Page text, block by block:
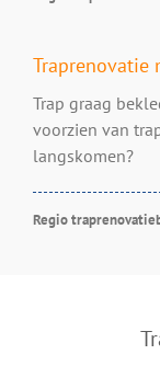
Traprenovatie
Trap graag
voorzien van
langskomen?
Regio